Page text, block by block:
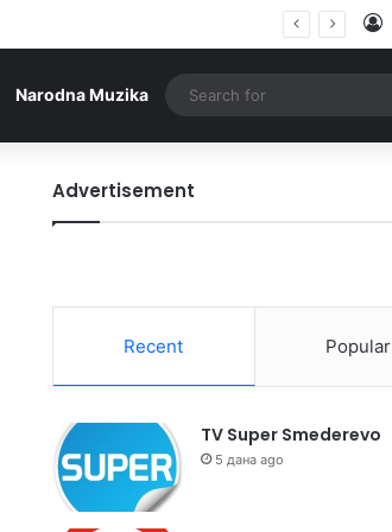
Narodna Muzika
Advertisement
Recent Popular
TV Super Smederevo
5 дана ago